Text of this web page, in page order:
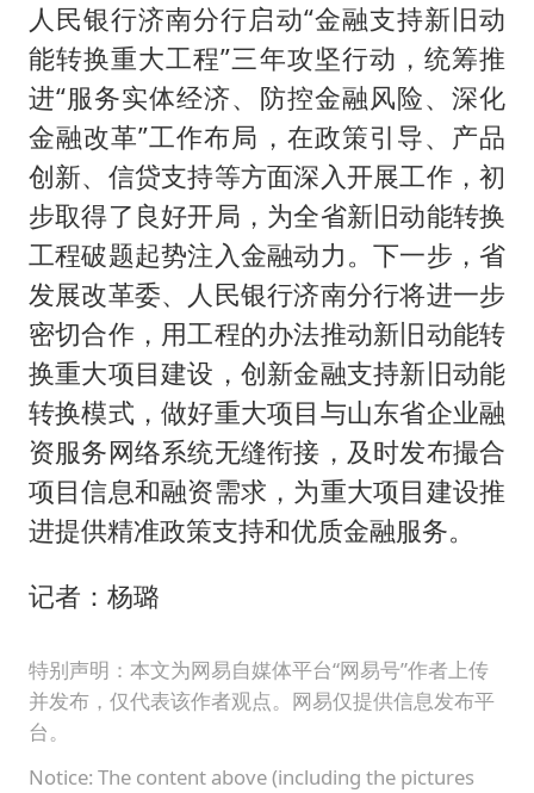
人民银行济南分行启动“金融支持新旧动
能转换重大工程”三年攻坚行动，统筹推
进“服务实体经济、防控金融风险、深化
金融改革”工作布局，在政策引导、产品
创新、信贷支持等方面深入开展工作，初
步取得了良好开局，为全省新旧动能转换
工程破题起势注入金融动力。下一步，省
发展改革委、人民银行济南分行将进一步
密切合作，用工程的办法推动新旧动能转
换重大项目建设，创新金融支持新旧动能
转换模式，做好重大项目与山东省企业融
资服务网络系统无缝衔接，及时发布撮合
项目信息和融资需求，为重大项目建设推
进提供精准政策支持和优质金融服务。
记者：杨璐
特别声明：本文为网易自媒体平台“网易号”作者上传
并发布，仅代表该作者观点。网易仅提供信息发布平
台。
Notice: The content above (including the pictures